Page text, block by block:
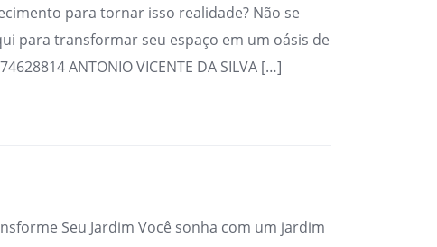
para tornar isso realidade? Não se
para transformar seu espaço em um oásis de
ANTONIO VICENTE DA SILVA […]
Seu Jardim Você sonha com um jardim